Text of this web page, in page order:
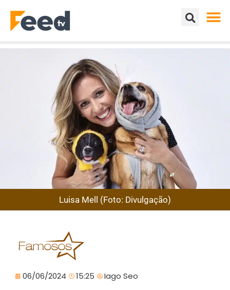
Luisa Mell (Foto: Divulgação)
06/06/2024 15:25 Iago Seo